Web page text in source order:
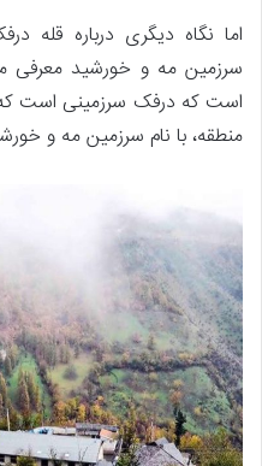
اما نگاه دیگری درباره قله
سرزمین مه و خورشید معرفی
است که درفک سرزمینی است که
منطقه، با نام سرزمین مه و